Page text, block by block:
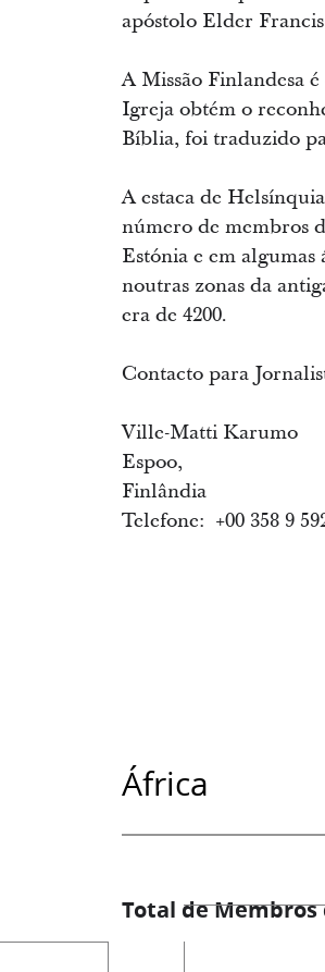
apóstolo Elder
A Missão Finlandesa
Igreja obtém o
Bíblia, foi traduzido
A estaca de
número de membros
Estónia e em
noutras zonas da
era de 4200.
Contacto para
Ville-Matti Karumo
Espoo,
Finlândia
Telefone: +00 358 9
África
Total de Membros